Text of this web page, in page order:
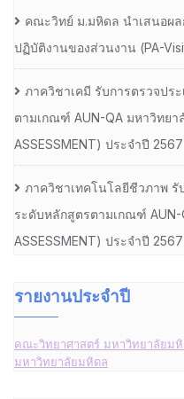
คณะวิทย์ ม.มหิดล นำเสนอผ
ปฏิบัติงานของส่วนงาน (PA-
ภาควิชาเคมี รับการตรวจปร
ตามเกณฑ์ AUN-QA มหาวิทยา
ASSESSMENT) ประจำปี 2567
ภาควิชาเทคโนโลยีชีวภาพ
ระดับหลักสูตรตามเกณฑ์ AUN-
ASSESSMENT) ประจำปี 2567
รายงานประจำปี
คณะวิทยาศาสตร์ มหาวิทยาลัยม
มหาวิทยาลัยมหิดล